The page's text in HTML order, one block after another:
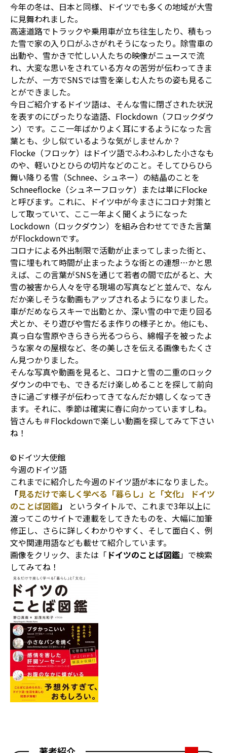
今年の冬は、日本と同様、ドイツでも多くの地域が大雪
に見舞われました。
高速道路でトラックや乗用車が立ち往生したり、積もっ
た雪で家の入り口がふさがれそうになったり。除雪車の
出動や、雪かきで忙しい人たちの映像がニュースで流
れ、大変な思いをされている方々の苦労が伝わってきま
したが、一方でSNSでは雪を楽しむ人たちの姿も見るこ
とができました。
今日ご紹介するドイツ語は、そんな雪に閉ざされた状況
を表すのにぴったりな造語、Flockdown（フロックダウ
ン）です。ここ一年ばかりよく耳にするようになった言
葉とも、少し似ているような気がしませんか？
Flocke（フロッケ）はドイツ語でふわふわした小さなも
のや、軽いひとひらの切片などのこと。そしてひらひら
舞い降りる雪（Schnee、シュネー）の結晶のことを
Schneeflocke（シュネーフロッケ）または単にFlocke
と呼びます。これに、ドイツ中が今まさにコロナ対策と
して取っていて、ここ一年よく聞くようになった
Lockdown（ロックダウン）を組み合わせてできた言葉
がFlockdownです。
コロナによる外出制限で活動が止まってしまった街と、
雪に埋もれて時間が止まったような街との連想…かと思
えば、この言葉がSNSを通じて若者の間で広がると、大
雪の被害から人々を守る現場の写真などと並んで、なん
だか楽しそうな動画もアップされるようになりました。
車がだめならスキーで出勤とか、深い雪の中で走り回る
犬とか、そり遊びや雪だるま作りの様子とか。他にも、
真っ白な雪原やきらきら光るつらら、綿帽子を被ったよ
うな家々の屋根など、冬の美しさを伝える画像もたくさ
ん見つかりました。
そんな写真や動画を見ると、コロナと雪の二重のロック
ダウンの中でも、できるだけ楽しめることを探して前向
きに過ごす様子が伝わってきてなんだか嬉しくなってき
ます。それに、季節は確実に春に向かっていますしね。
皆さんも＃Flockdownで楽しい動画を探してみて下さい
ね！
©ドイツ大使館
今週のドイツ語
これまでに紹介した今週のドイツ語が本になりました。
「見るだけで楽しく学べる「暮らし」と「文化」 ドイツ
のことば図鑑」
というタイトルで、これまで3年以上に
渡ってこのサイトで連載をしてきたものを、大幅に加筆
修正し、さらに詳しくわかりやすく、そして面白く、例
文や関連用語なども載せて紹介しています。
画像をクリック、または「 ドイツのことば図鑑」で検索
してみてね！